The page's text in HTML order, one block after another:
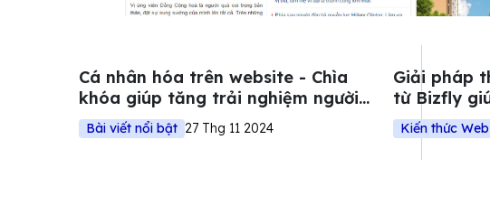
Cá nhân hóa trên website - Chìa
khóa giúp tăng trải nghiệm người
dùng
Bài viết nổi bật 27 Thg 11 2024
Giải pháp
từ Bizfly
doanh thu
Kiến thức